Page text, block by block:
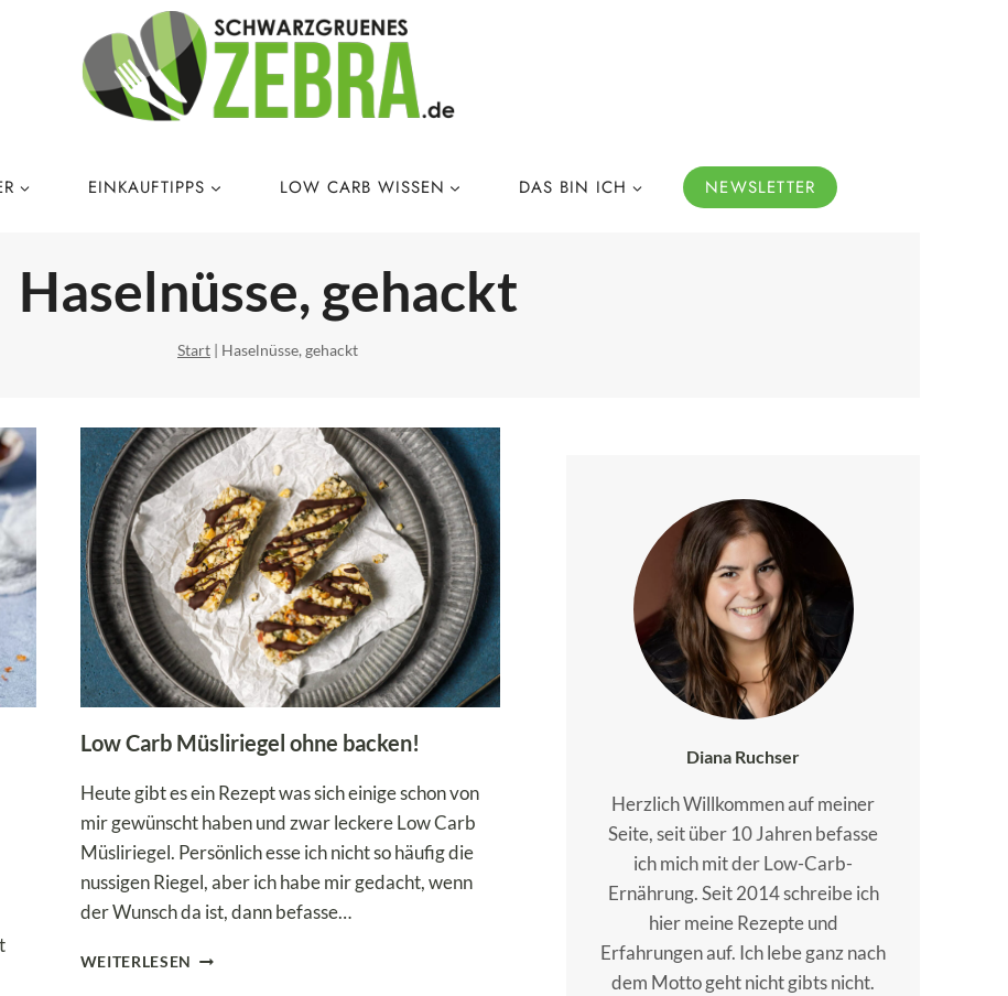
EINKAUFTIPPS LOW CARB WISSEN DAS BIN ICH NEWSLETTER
Haselnüsse, gehackt
Start | Haselnüsse, gehackt
Low Carb Müsliriegel ohne backen!
Heute gibt es ein Rezept was sich einige schon von
mir gewünscht haben und zwar leckere Low Carb
Müsliriegel. Persönlich esse ich nicht so häufig die
nussigen Riegel, aber ich habe mir gedacht, wenn
der Wunsch da ist, dann befasse…
WEITERLESEN LOW
Diana Ruchser
Herzlich Willkommen auf meiner
Seite, seit über 10 Jahren befasse
ich mich mit der Low-Carb-
Ernährung. Seit 2014 schreibe ich
hier meine Rezepte und
Erfahrungen auf. Ich lebe ganz nach
dem Motto geht nicht gibts nicht.